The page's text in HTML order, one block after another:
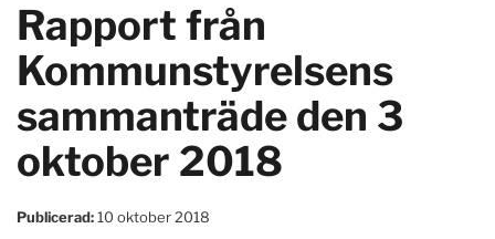
Rapport från
Kommunstyrelsens
sammanträde den 3
oktober 2018
Publicerad:10 oktober 2018